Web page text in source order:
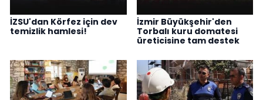
İZSU'dan Körfez için dev
temizlik hamlesi!
İzmir Büyükşehir'den
Torbalı kuru domatesi
üreticisine tam destek